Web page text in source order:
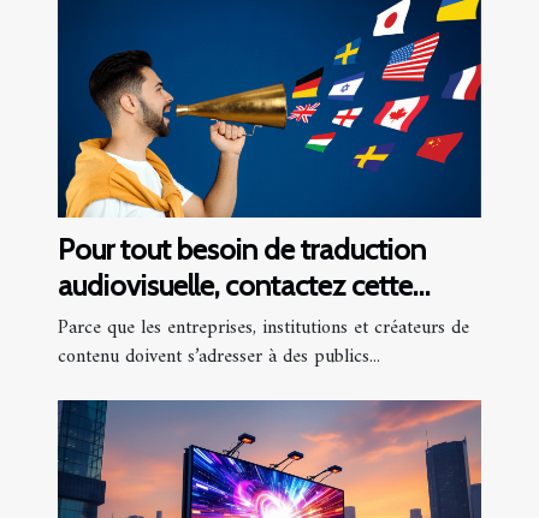
Pour tout besoin de traduction
audiovisuelle, contactez cette
agence !
Parce que les entreprises, institutions et créateurs de
contenu doivent s’adresser à des publics...